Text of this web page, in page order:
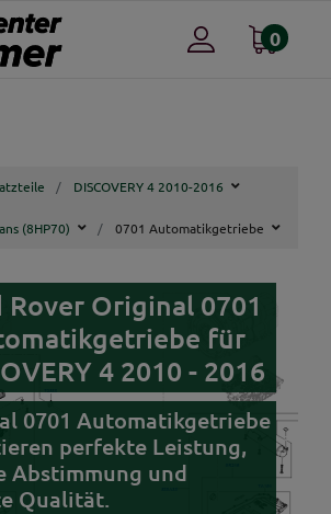
0
DISCOVERY 4 2010-2016
(8HP70) 0701 Automatikgetriebe
Rover Original 0701
für
4 2010 - 2016
0701 Automatikgetriebe
perfekte Leistung,
Abstimmung und
Qualität.